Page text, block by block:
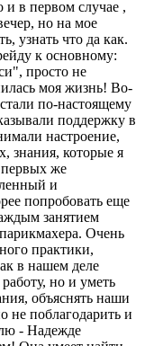
и в первом случае ,
но на мое
узнать что да как.
к основному:
просто не
моя жизнь! Во-
по-настоящему
поддержку в
настроение,
знания, которые я
первых же
и
попробовать еще
занятием
Очень
практики,
в нашем деле
но и уметь
объяснять наши
не поблагодарить и
- Надежде